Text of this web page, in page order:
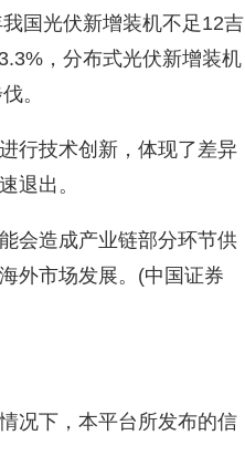
国光伏新增装机不足12吉
，分布式光伏新增装机
。
行技术创新，体现了差异
退出。
会造成产业链部分环节供
外市场发展。(中国证券
况下，本平台所发布的信